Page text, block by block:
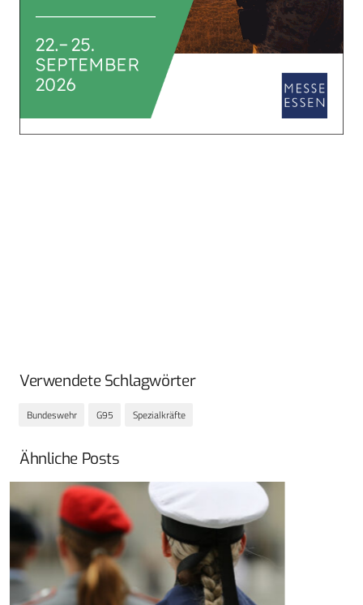
Verwendete Schlagwörter
Bundeswehr G95 Spezialkräfte
Ähnliche Posts